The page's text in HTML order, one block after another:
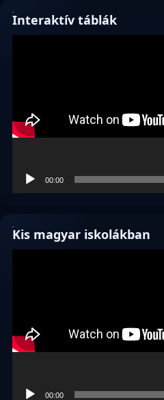
Interaktív táblák
00:00
Kis magyar iskolákban
00:00